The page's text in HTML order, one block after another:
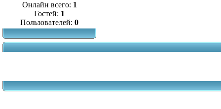
Онлайн всего: 1
Гостей: 1
Пользователей: 0